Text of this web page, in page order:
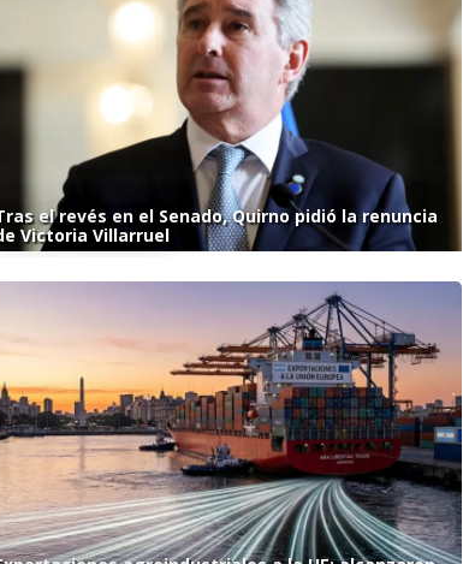
el revés en el Senado, Quirno pidió la renuncia
Victoria Villarruel